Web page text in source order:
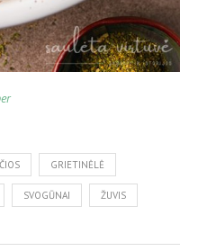
GRIETINĖLĖ
SVOGŪNAI ŽUVIS